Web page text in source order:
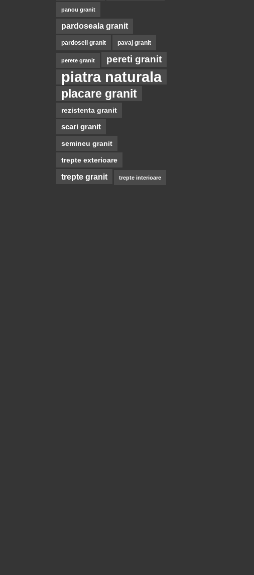
panou granit
pardoseala granit
pardoseli granit pavaj granit
perete granit pereti granit
piatra naturala
placare granit
rezistenta granit
scari granit
semineu granit
trepte exterioare
trepte granit trepte interioare